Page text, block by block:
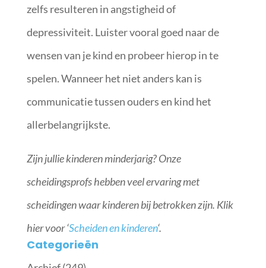
zelfs resulteren in angstigheid of
depressiviteit. Luister vooral goed naar de
wensen van je kind en probeer hierop in te
spelen. Wanneer het niet anders kan is
communicatie tussen ouders en kind het
allerbelangrijkste.
Zijn jullie kinderen minderjarig? Onze
scheidingsprofs hebben veel ervaring met
scheidingen waar kinderen bij betrokken zijn. Klik
hier voor ‘Scheiden en kinderen‘.
Categorieën